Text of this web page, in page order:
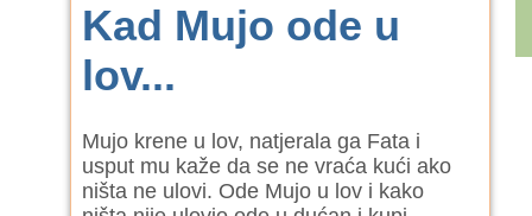
Kad Mujo ode u
lov...
Mujo krene u lov, natjerala ga Fata i
usput mu kaže da se ne vraća kući ako
ništa ne ulovi. Ode Mujo u lov i kako